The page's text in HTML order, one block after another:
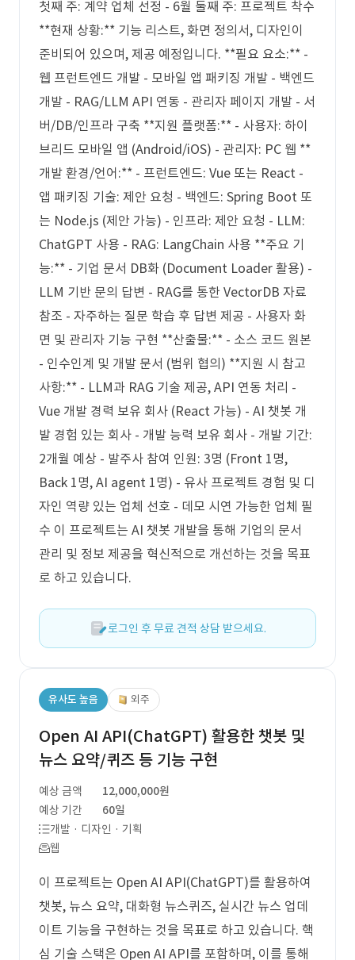
첫째 주: 계약 업체 선정 - 6월 둘째 주: 프로젝트 착수
**현재 상황:** 기능 리스트, 화면 정의서, 디자인이
준비되어 있으며, 제공 예정입니다. **필요 요소:** -
웹 프런트엔드 개발 - 모바일 앱 패키징 개발 - 백엔드
개발 - RAG/LLM API 연동 - 관리자 페이지 개발 - 서
버/DB/인프라 구축 **지원 플랫폼:** - 사용자: 하이
브리드 모바일 앱 (Android/iOS) - 관리자: PC 웹 **
개발 환경/언어:** - 프런트엔드: Vue 또는 React -
앱 패키징 기술: 제안 요청 - 백엔드: Spring Boot 또
는 Node.js (제안 가능) - 인프라: 제안 요청 - LLM:
ChatGPT 사용 - RAG: LangChain 사용 **주요 기
능:** - 기업 문서 DB화 (Document Loader 활용) -
LLM 기반 문의 답변 - RAG를 통한 VectorDB 자료
참조 - 자주하는 질문 학습 후 답변 제공 - 사용자 화
면 및 관리자 기능 구현 **산출물:** - 소스 코드 원본
- 인수인계 및 개발 문서 (범위 협의) **지원 시 참고
사항:** - LLM과 RAG 기술 제공, API 연동 처리 -
Vue 개발 경력 보유 회사 (React 가능) - AI 챗봇 개
발 경험 있는 회사 - 개발 능력 보유 회사 - 개발 기간:
2개월 예상 - 발주사 참여 인원: 3명 (Front 1명,
Back 1명, AI agent 1명) - 유사 프로젝트 경험 및 디
자인 역량 있는 업체 선호 - 데모 시연 가능한 업체 필
수 이 프로젝트는 AI 챗봇 개발을 통해 기업의 문서
관리 및 정보 제공을 혁신적으로 개선하는 것을 목표
로 하고 있습니다.
로그인 후 무료 견적 상담 받으세요.
유사도 높음 외주
Open AI API(ChatGPT) 활용한 챗봇 및
뉴스 요약/퀴즈 등 기능 구현
예상 금액
12,000,000원
예상 기간
60일
개발 · 디자인 · 기획
웹
이 프로젝트는 Open AI API(ChatGPT)를 활용하여
챗봇, 뉴스 요약, 대화형 뉴스퀴즈, 실시간 뉴스 업데
이트 기능을 구현하는 것을 목표로 하고 있습니다. 핵
심 기술 스택은 Open AI API를 포함하며, 이를 통해